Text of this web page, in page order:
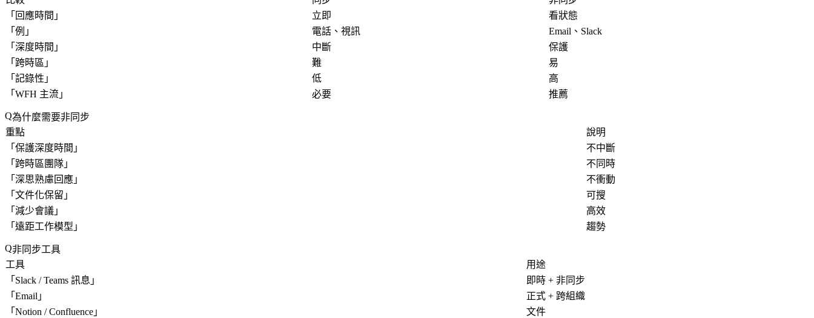
「 回應時間 」 立即
看狀態
「 例 」 電話、視訊
Email、Slack
「 深度時間 」 中斷
保護
「 跨時區 」 難
易
「 記錄性 」 低
高
「 WFH 主流 」 必要 推薦
為什麼需要非同步
重點
說明
「 保護深度時間 」
不中斷
「 跨時區團隊 」
不同時
「 深思熟慮回應 」
不衝動
「 文件化保留 」
可搜
「 減少會議 」
高效
「 遠距工作模型 」 趨勢
非同步工具
工具
用途
「 Slack / Teams 訊息 」
即時 + 非同步
「 Email 」
正式 + 跨組織
「 Notion / Confluence 」
文件